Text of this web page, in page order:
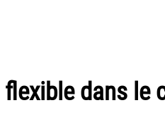
dans le